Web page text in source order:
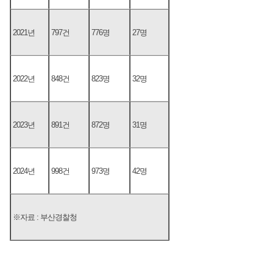
2021년 797건 776명 27명
2022년 848건 823명 32명
2023년 891건 872명 31명
2024년 998건 973명 42명
※자료 : 부산경찰청